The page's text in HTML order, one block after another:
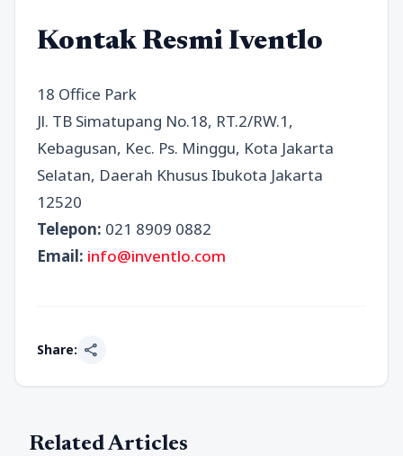
Kontak Resmi Iventlo
18 Office Park
Jl. TB Simatupang No.18, RT.2/RW.1,
Kebagusan, Kec. Ps. Minggu, Kota Jakarta
Selatan, Daerah Khusus Ibukota Jakarta
12520
Telepon: 021 8909 0882
Email: info@inventlo.com
Share: share
Related Articles